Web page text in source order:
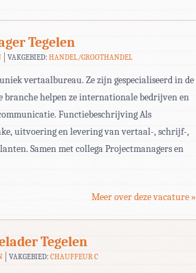
Tegelen
VAKGEBIED:HANDEL/GROOTHANDEL
vertaalbureau. Ze zijn gespecialiseerd in de
branche helpen ze internationale bedrijven en
Functiebeschrijving Als
uitvoering en levering van vertaal-, schrijf-,
Samen met collega Projectmanagers en
Meer over deze vacature »
Tegelen
VAKGEBIED:CHAUFFEUR C